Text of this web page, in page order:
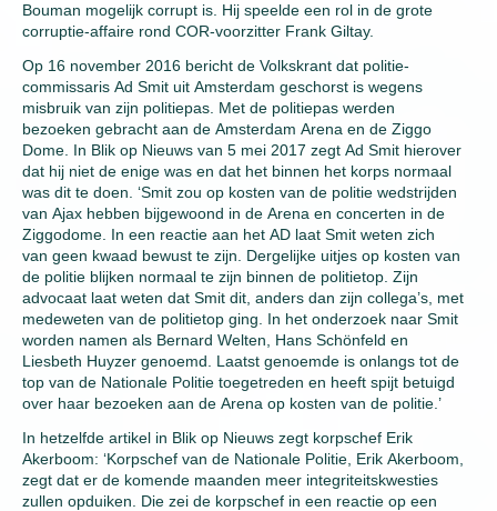
Bouman mogelijk corrupt is. Hij speelde een rol in de grote
corruptie-affaire rond COR-voorzitter Frank Giltay.
Op 16 november 2016 bericht de Volkskrant dat politie-
commissaris Ad Smit uit Amsterdam geschorst is wegens
misbruik van zijn politiepas. Met de politiepas werden
bezoeken gebracht aan de Amsterdam Arena en de Ziggo
Dome. In Blik op Nieuws van 5 mei 2017 zegt Ad Smit hierover
dat hij niet de enige was en dat het binnen het korps normaal
was dit te doen. ‘Smit zou op kosten van de politie wedstrijden
van Ajax hebben bijgewoond in de Arena en concerten in de
Ziggodome. In een reactie aan het AD laat Smit weten zich
van geen kwaad bewust te zijn. Dergelijke uitjes op kosten van
de politie blijken normaal te zijn binnen de politietop. Zijn
advocaat laat weten dat Smit dit, anders dan zijn collega’s, met
medeweten van de politietop ging. In het onderzoek naar Smit
worden namen als Bernard Welten, Hans Schönfeld en
Liesbeth Huyzer genoemd. Laatst genoemde is onlangs tot de
top van de Nationale Politie toegetreden en heeft spijt betuigd
over haar bezoeken aan de Arena op kosten van de politie.’
In hetzelfde artikel in Blik op Nieuws zegt korpschef Erik
Akerboom: ‘Korpschef van de Nationale Politie, Erik Akerboom,
zegt dat er de komende maanden meer integriteitskwesties
zullen opduiken. Die zei de korpschef in een reactie op een